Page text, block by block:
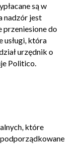
są w
nadzór jest
przeniesione do
usługi, która
urzędnik o
Politico.
które
podporządkowane